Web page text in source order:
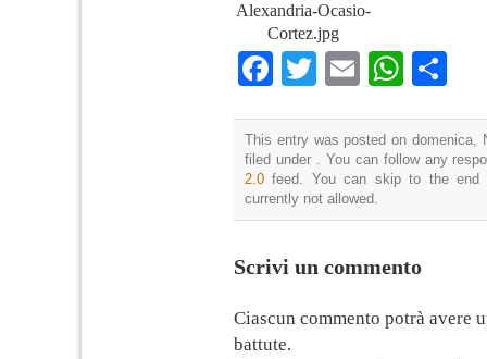
Alexandria-Ocasio-
Cortez.jpg
Facebook
TwitterEmail
This entry was posted on domenica,
filed under . You can follow any
2.0 feed. You can skip to the end
currently not allowed.
Scrivi un commento
Ciascun commento potrà avere
battute.